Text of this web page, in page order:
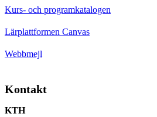
Kurs- och programkatalogen
Lärplattformen Canvas
Webbmejl
Kontakt
KTH